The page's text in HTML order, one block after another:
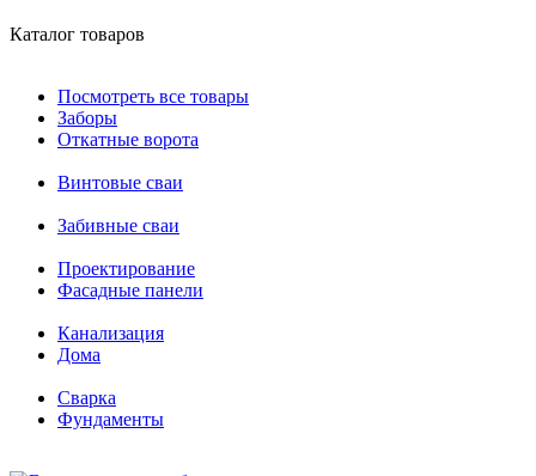
Каталог товаров
Посмотреть все товары
Заборы
Откатные ворота
Винтовые сваи
Забивные сваи
Проектирование
Фасадные панели
Канализация
Дома
Сварка
Фундаменты